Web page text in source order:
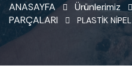
ANASAYFA Ürünlerimiz
PARÇALARI
PLASTİK NİPEL